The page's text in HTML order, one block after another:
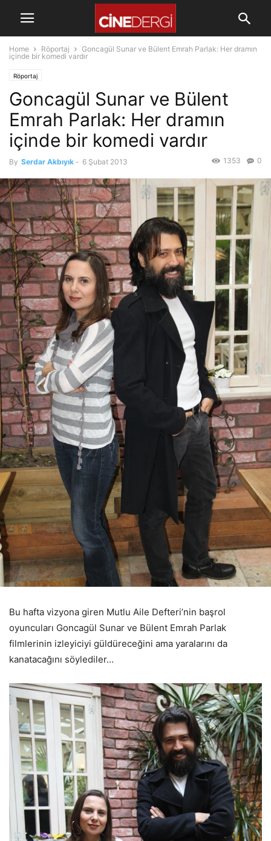
Home Röportaj
Goncagül Sunar ve Bülent Emrah Parlak: Her dramın
içinde bir komedi vardır
Röportaj
Goncagül Sunar ve Bülent
Emrah Parlak: Her dramın
içinde bir komedi vardır
By Serdar Akbıyık - 6 Şubat 2013 0
1353
Bu hafta vizyona giren Mutlu Aile Defteri’nin başrol
oyuncuları Goncagül Sunar ve Bülent Emrah Parlak
filmlerinin izleyiciyi güldüreceğini ama yaralarını da
kanatacağını söylediler…